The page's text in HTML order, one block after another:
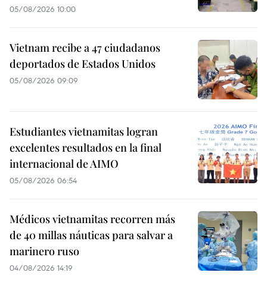
05/08/2026 10:00
Vietnam recibe a 47 ciudadanos
deportados de Estados Unidos
05/08/2026 09:09
Estudiantes vietnamitas logran
excelentes resultados en la final
internacional de AIMO
05/08/2026 06:54
Médicos vietnamitas recorren más
de 40 millas náuticas para salvar a
marinero ruso
04/08/2026 14:19